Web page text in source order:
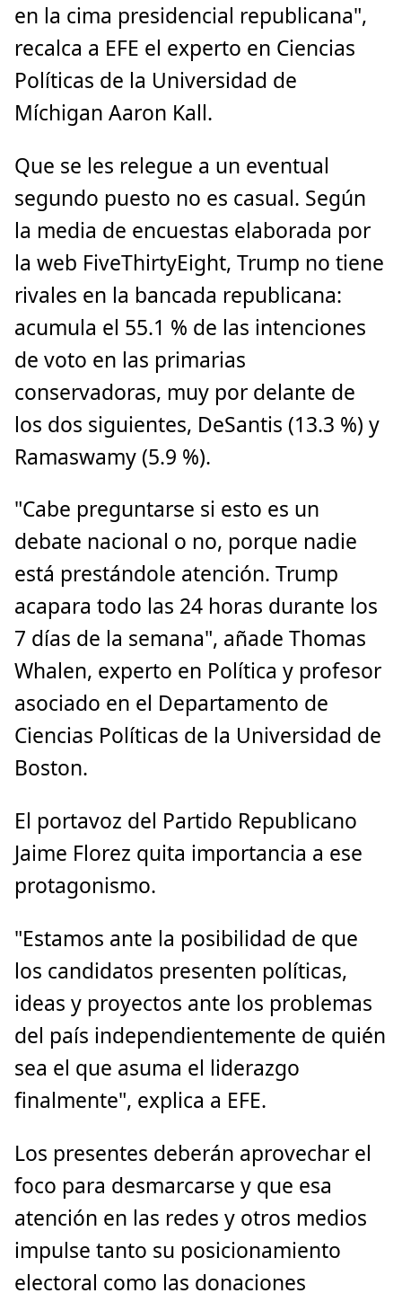
en la cima presidencial republicana",
recalca a EFE el experto en Ciencias
Políticas de la Universidad de
Míchigan Aaron Kall.
Que se les relegue a un eventual
segundo puesto no es casual. Según
la media de encuestas elaborada por
la web FiveThirtyEight, Trump no tiene
rivales en la bancada republicana:
acumula el 55.1 % de las intenciones
de voto en las primarias
conservadoras, muy por delante de
los dos siguientes, DeSantis (13.3 %) y
Ramaswamy (5.9 %).
"Cabe preguntarse si esto es un
debate nacional o no, porque nadie
está prestándole atención. Trump
acapara todo las 24 horas durante los
7 días de la semana", añade Thomas
Whalen, experto en Política y profesor
asociado en el Departamento de
Ciencias Políticas de la Universidad de
Boston.
El portavoz del Partido Republicano
Jaime Florez quita importancia a ese
protagonismo.
"Estamos ante la posibilidad de que
los candidatos presenten políticas,
ideas y proyectos ante los problemas
del país independientemente de quién
sea el que asuma el liderazgo
finalmente", explica a EFE.
Los presentes deberán aprovechar el
foco para desmarcarse y que esa
atención en las redes y otros medios
impulse tanto su posicionamiento
electoral como las donaciones